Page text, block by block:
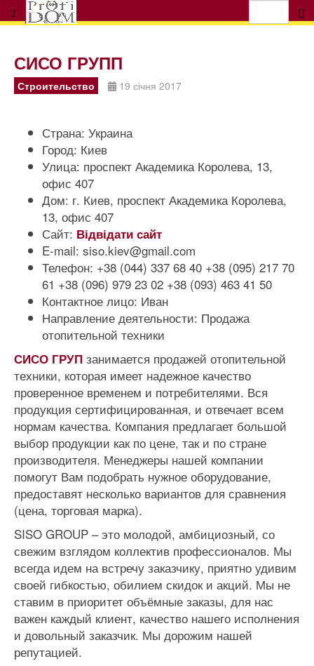
СИСО ГРУПП
Строительство 19 січня 2017
Страна: Украина
Город: Киев
Улица: проспект Академика Королева, 13,
офис 407
Дом: г. Киев, проспект Академика Королева,
13, офис 407
Сайт: Відвідати сайт
E-mail: siso.kiev@gmail.com
Телефон: +38 (044) 337 68 40 +38 (095) 217 70
61 +38 (096) 979 23 02 +38 (093) 463 41 50
Контактное лицо: Иван
Направление деятельности: Продажа
отопительной техники
СИСО ГРУП занимается продажей отопительной
техники, которая имеет надежное качество
проверенное временем и потребителями. Вся
продукция сертифицированная, и отвечает всем
нормам качества. Компания предлагает большой
выбор продукции как по цене, так и по стране
производителя. Менеджеры нашей компании
помогут Вам подобрать нужное оборудование,
предоставят несколько вариантов для сравнения
(цена, торговая марка).
SISO GROUP – это молодой, амбициозный, со
свежим взглядом коллектив профессионалов. Мы
всегда идем на встречу заказчику, приятно удивим
своей гибкостью, обилием скидок и акций. Мы не
ставим в приоритет объёмные заказы, для нас
важен каждый клиент, качество нашего исполнения
и довольный заказчик. Мы дорожим нашей
репутацией.